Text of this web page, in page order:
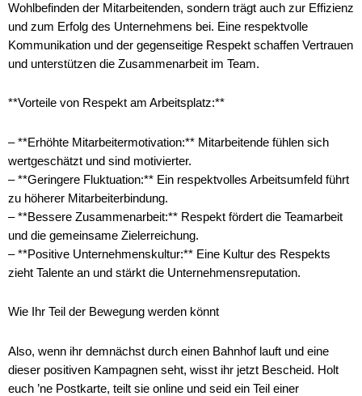
Wohlbefinden der Mitarbeitenden, sondern trägt auch zur Effizienz
und zum Erfolg des Unternehmens bei. Eine respektvolle
Kommunikation und der gegenseitige Respekt schaffen Vertrauen
und unterstützen die Zusammenarbeit im Team.
**Vorteile von Respekt am Arbeitsplatz:**
– **Erhöhte Mitarbeitermotivation:** Mitarbeitende fühlen sich
wertgeschätzt und sind motivierter.
– **Geringere Fluktuation:** Ein respektvolles Arbeitsumfeld führt
zu höherer Mitarbeiterbindung.
– **Bessere Zusammenarbeit:** Respekt fördert die Teamarbeit
und die gemeinsame Zielerreichung.
– **Positive Unternehmenskultur:** Eine Kultur des Respekts
zieht Talente an und stärkt die Unternehmensreputation.
Wie Ihr Teil der Bewegung werden könnt
Also, wenn ihr demnächst durch einen Bahnhof lauft und eine
dieser positiven Kampagnen seht, wisst ihr jetzt Bescheid. Holt
euch ’ne Postkarte, teilt sie online und seid ein Teil einer